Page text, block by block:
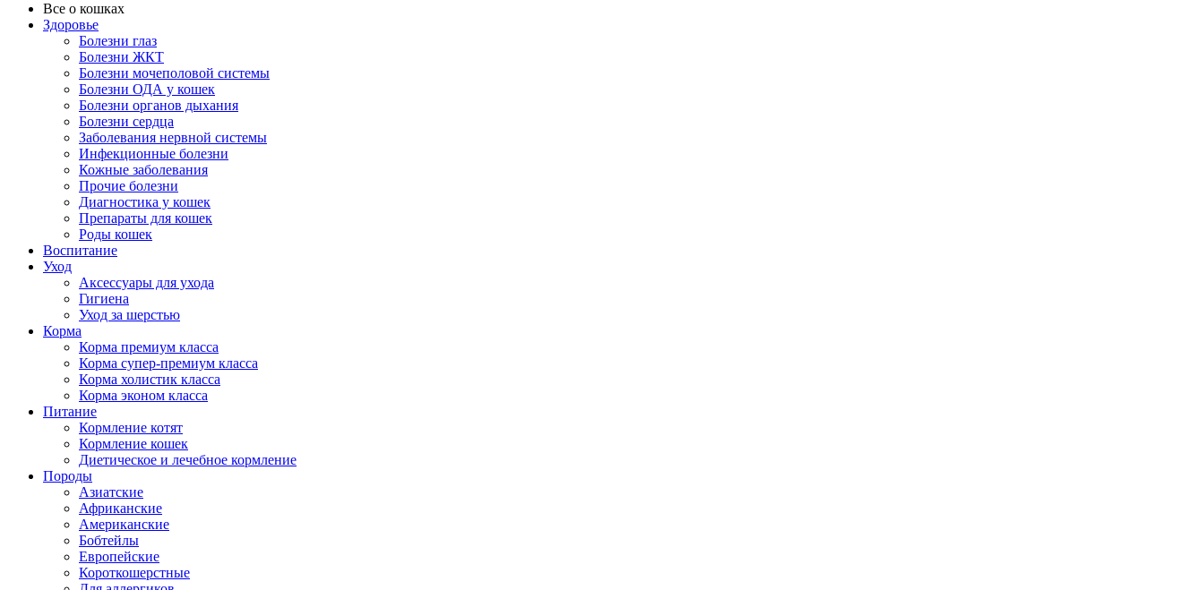
Все о кошках
Здоровье
Болезни глаз
Болезни ЖКТ
Болезни мочеполовой системы
Болезни ОДА у кошек
Болезни органов дыхания
Болезни сердца
Заболевания нервной системы
Инфекционные болезни
Кожные заболевания
Прочие болезни
Диагностика у кошек
Препараты для кошек
Роды кошек
Воспитание
Уход
Аксессуары для ухода
Гигиена
Уход за шерстью
Корма
Корма премиум класса
Корма супер-премиум класса
Корма холистик класса
Корма эконом класса
Питание
Кормление котят
Кормление кошек
Диетическое и лечебное кормление
Породы
Азиатские
Африканские
Американские
Бобтейлы
Европейские
Короткошерстные